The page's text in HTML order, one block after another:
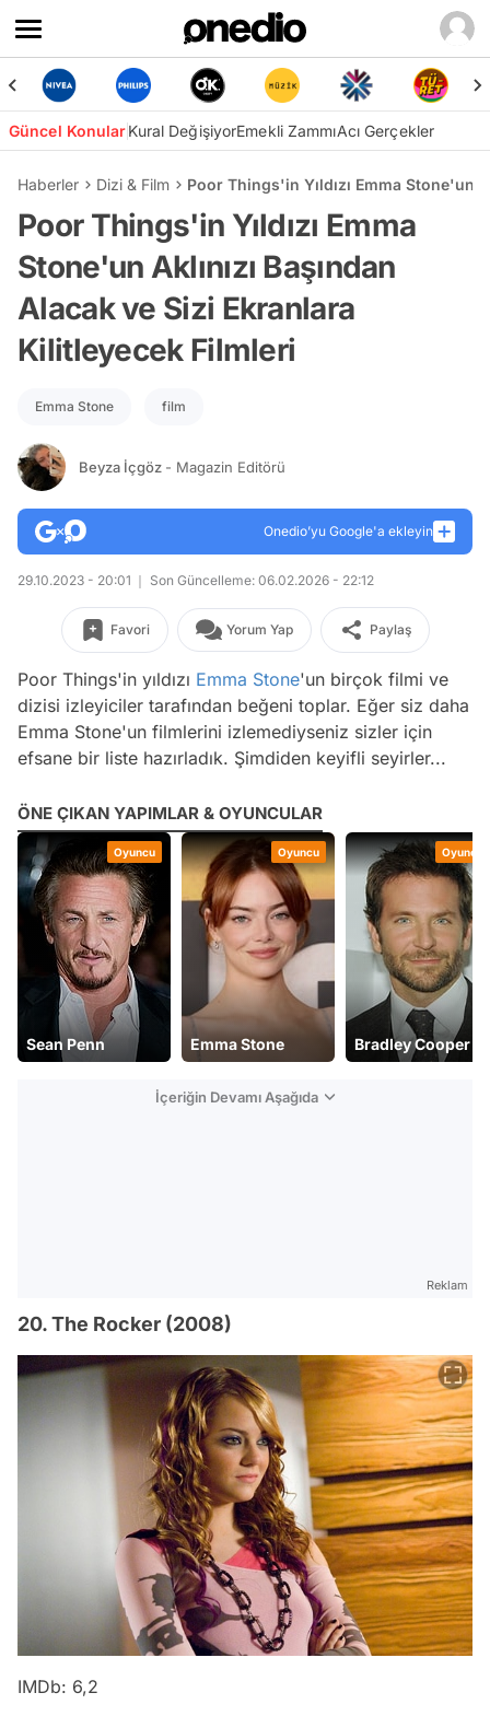
Güncel KonularKural DeğişiyorEmekli ZammıAcı Gerçekler
Haberler Dizi & Film Poor Things'in Yıldızı Emma Stone'un
Poor Things'in Yıldızı Emma
Stone'un Aklınızı Başından
Alacak ve Sizi Ekranlara
Kilitleyecek Filmleri
Emma Stone film
Beyza İçgöz - Magazin Editörü
Onedio’yu Google'a ekleyin
29.10.2023 - 20:01 Son Güncelleme: 06.02.2026 - 22:12
Favori Yorum Yap Paylaş
Poor Things'in yıldızı Emma Stone'un birçok filmi ve
dizisi izleyiciler tarafından beğeni toplar. Eğer siz daha
Emma Stone'un filmlerini izlemediyseniz sizler için
efsane bir liste hazırladık. Şimdiden keyifli seyirler...
ÖNE ÇIKAN YAPIMLAR & OYUNCULAR
Oyuncu
Emma Stone
Oyuncu
Bradley Cooper
Oyuncu
Josh Brolin
İçeriğin Devamı Aşağıda
Reklam
20. The Rocker (2008)
IMDb: 6,2